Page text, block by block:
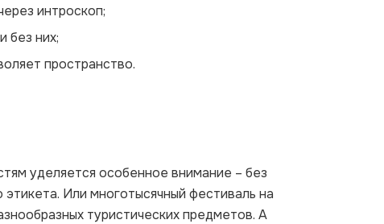
интроскоп;
без них;
пространство.
уделяется особенное внимание – без
Или многотысячный фестиваль на
туристических предметов. А